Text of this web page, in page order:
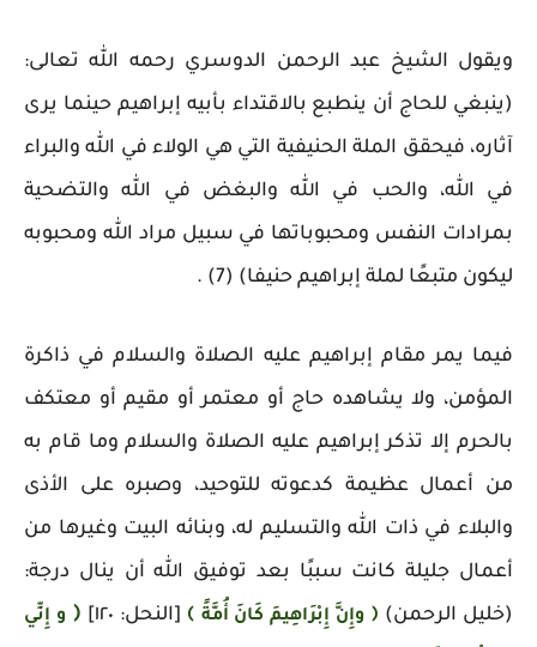
ويقول الشيخ عبد الرحمن الدوسري رحمه الله تعالى:
(ينبغي للحاج أن ينطبع بالاقتداء بأبيه إبراهيم حينما يرى
آثاره، فيحقق الملة الحنيفية التي هي الولاء في الله والبراء
في الله، والحب في الله والبغض في الله والتضحية
بمرادات النفس ومحبوباتها في سبيل مراد الله ومحبوبه
ليكون متبعًا لملة إبراهيم حنيفا) (7) .
فيما يمر مقام إبراهيم عليه الصلاة والسلام في ذاكرة
المؤمن، ولا يشاهده حاج أو معتمر أو مقيم أو معتكف
بالحرم إلا تذكر إبراهيم عليه الصلاة والسلام وما قام به
من أعمال عظيمة كدعوته للتوحيد، وصبره على الأذى
والبلاء في ذات الله والتسليم له، وبنائه البيت وغيرها من
أعمال جليلة كانت سببًا بعد توفيق الله أن ينال درجة:
(خليل الرحمن) ﴿ وإِنَّ إِبْرَاهِيمَ كَانَ أُمَّةً ﴾ [النحل: ١٢٠] ﴿ و إِنِّي